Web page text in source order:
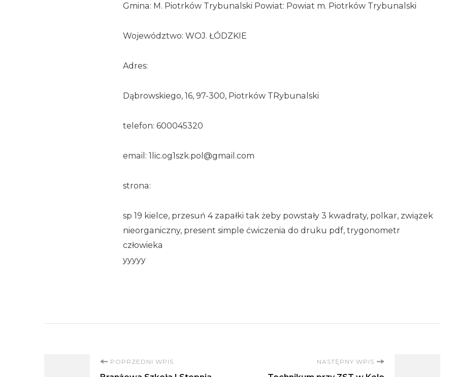
Gmina: M. Piotrków Trybunalski Powiat: Powiat m. Piotrków Trybunalski
Województwo: WOJ. ŁÓDZKIE
Adres:
Dąbrowskiego, 16, 97-300, Piotrków TRybunalski
telefon: 600045320
email: 1lic.og1szk.pol@gmail.com
strona:
sp 19 kielce, przesuń 4 zapałki tak żeby powstały 3 kwadraty, polkar, związek
nieorganiczny, present simple ćwiczenia do druku pdf, trygonometr
człowieka
yyyyy
Nawigacja
POPRZEDNI WPIS NASTĘPNY WPIS